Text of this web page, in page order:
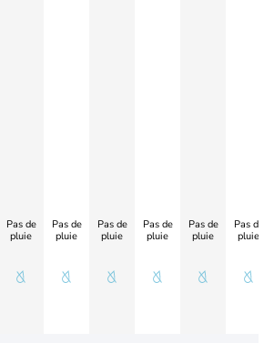
Pas de
pluie
Pas de
pluie
Pas de
pluie
Pas de
pluie
Pas de
pluie
Pas de
pluie